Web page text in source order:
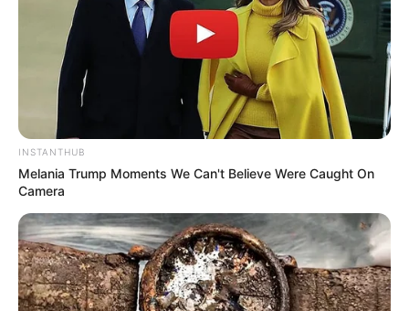
INSTANTHUB
Melania Trump Moments We Can't Believe Were Caught On
Camera